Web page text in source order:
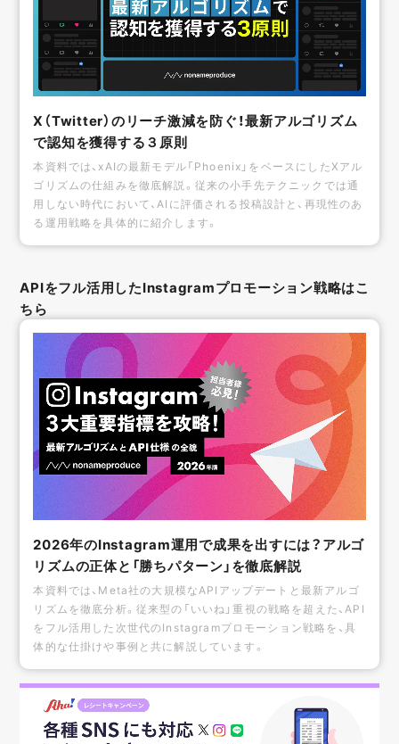
X（Twitter）のリーチ激減を防ぐ！最新アルゴリズム
で認知を獲得する３原則
本資料では、xAIの最新モデル「Phoenix」をベースにしたXアル
ゴリズムの仕組みを徹底解説。従来の小手先テクニックでは通
用しない時代において、AIに評価される投稿設計と、再現性のあ
る運用戦略を具体的に紹介します。
APIをフル活用したInstagramプロモーション戦略はこ
ちら
2026年のInstagram運用で成果を出すには？アルゴ
リズムの正体と「勝ちパターン」を徹底解説
本資料では、Meta社の大規模なAPIアップデートと最新アルゴ
リズムを徹底分析。従来型の「いいね」重視の戦略を超えた、API
をフル活用した次世代のInstagramプロモーション戦略を、具
体的な仕掛けや事例と共に解説しています。